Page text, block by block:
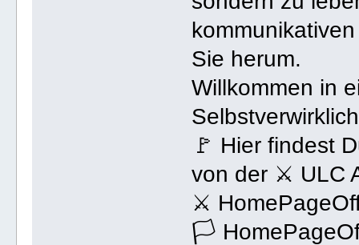
Sie herum.
Willkommen in
🚩 Hier findest
von der ⚔ ULC
⚔
🏳